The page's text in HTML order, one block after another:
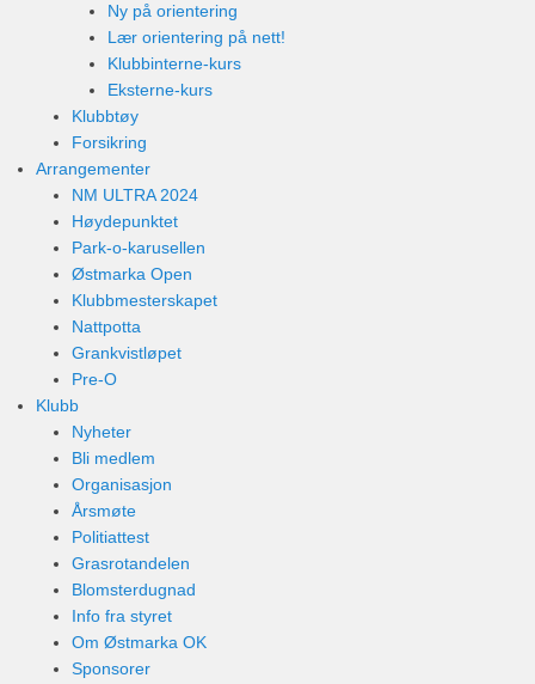
Ny på orientering
Lær orientering på nett!
Klubbinterne-kurs
Eksterne-kurs
Klubbtøy
Forsikring
Arrangementer
NM ULTRA 2024
Høydepunktet
Park-o-karusellen
Østmarka Open
Klubbmesterskapet
Nattpotta
Grankvistløpet
Pre-O
Klubb
Nyheter
Bli medlem
Organisasjon
Årsmøte
Politiattest
Grasrotandelen
Blomsterdugnad
Info fra styret
Om Østmarka OK
Sponsorer